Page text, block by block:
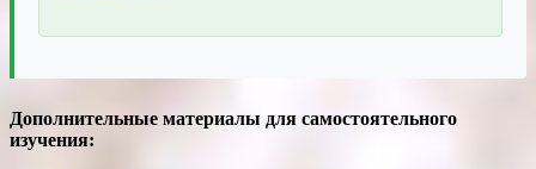
Дополнительные материалы для самостоятельного
изучения: